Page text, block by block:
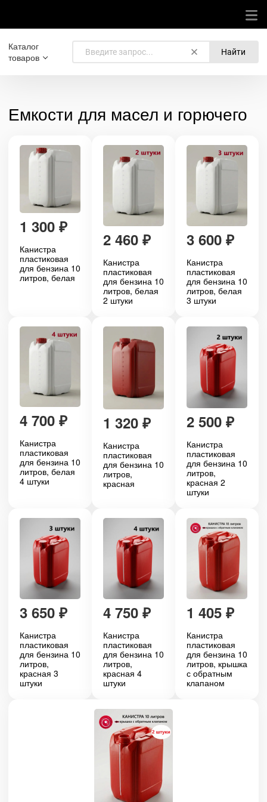
Каталог
товаров
Найти
Емкости для масел и горючего
1 300 ₽
Канистра
пластиковая
для бензина 10
литров, белая
2 460 ₽
Канистра
пластиковая
для бензина 10
литров, белая
2 штуки
3 600 ₽
Канистра
пластиковая
для бензина 10
литров, белая
3 штуки
4 700 ₽
Канистра
пластиковая
для бензина 10
литров, белая
4 штуки
1 320 ₽
Канистра
пластиковая
для бензина 10
литров,
красная
2 500 ₽
Канистра
пластиковая
для бензина 10
литров,
красная 2
штуки
3 650 ₽
Канистра
пластиковая
для бензина 10
литров,
красная 3
штуки
4 750 ₽
Канистра
пластиковая
для бензина 10
литров,
красная 4
штуки
1 405 ₽
Канистра
пластиковая
для бензина 10
литров, крышка
с обратным
клапаном